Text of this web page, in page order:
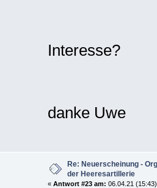
Interesse?
danke Uwe
Re: Neuerscheinung -
der Heeresartillerie
« Antwort #23 am: 06.04.21